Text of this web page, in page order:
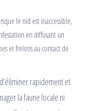
le nid est inaccessible,
en diffusant un
et frelons au contact de
rapidement et
la faune locale ni